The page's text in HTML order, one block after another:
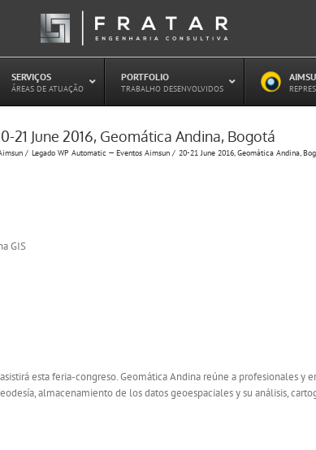
SERVIÇOS
ÁREAS DE ATUAÇÃO
Estudo de Concessões Rodoviárias
Estudo de Capacidade (HCM)
PORTFOLIO
TRABALHO DESENVOLVIDOS
21 June 2016, Geomática Andina, Bogotá
Legado WP Automatic — Eventos Aimsun 20-21 June 2016, Geomática Andina,
esta feria-congreso. Geomática Andina reúne a profesionales y
almacenamiento de los datos geoespaciales y su análisis,